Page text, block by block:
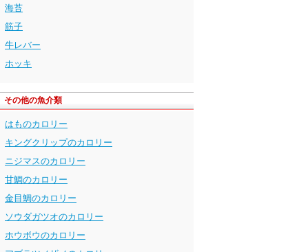
海苔
筋子
牛レバー
ホッキ
その他の魚介類
はものカロリー
キングクリップのカロリー
ニジマスのカロリー
甘鯛のカロリー
金目鯛のカロリー
ソウダガツオのカロリー
ホウボウのカロリー